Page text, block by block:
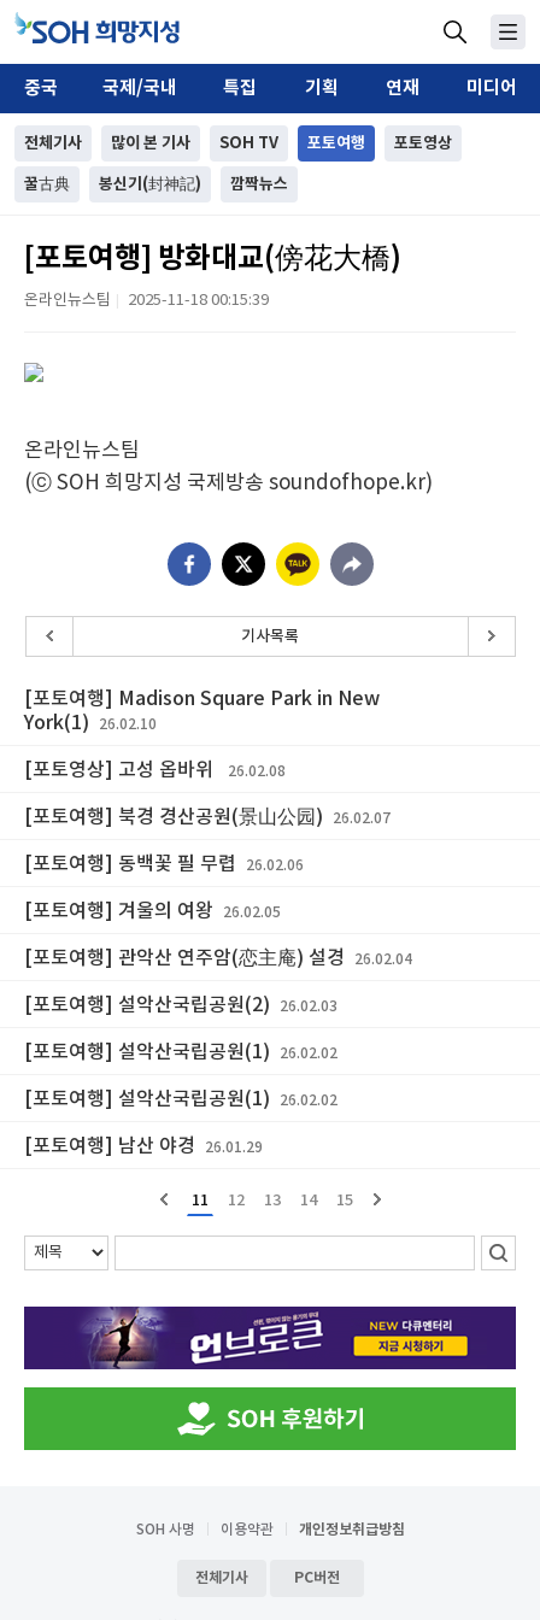
중국 국제/국내 특집 기획 연재 미디어
전체기사 많이 본 기사 SOH TV 포토여행 포토영상
꿀古典 봉신기(封神記) 깜짝뉴스
[포토여행] 방화대교(傍花大橋)
온라인뉴스팀 2025-11-18 00:15:39
온라인뉴스팀
(ⓒ SOH 희망지성 국제방송 soundofhope.kr)
기사목록
[포토여행] Madison Square Park in New
York(1)
26.02.10
[포토영상] 고성 옵바위 26.02.08
[포토여행] 북경 경산공원(景山公园) 26.02.07
[포토여행] 동백꽃 필 무렵 26.02.06
[포토여행] 겨울의 여왕 26.02.05
[포토여행] 관악산 연주암(恋主庵) 설경 26.02.04
[포토여행] 설악산국립공원(2) 26.02.03
[포토여행] 설악산국립공원(1) 26.02.02
[포토여행] 설악산국립공원(1) 26.02.02
[포토여행] 남산 야경 26.01.29
11 12 13 14 15
SOH 사명 이용약관 개인정보취급방침
전체기사 PC버전